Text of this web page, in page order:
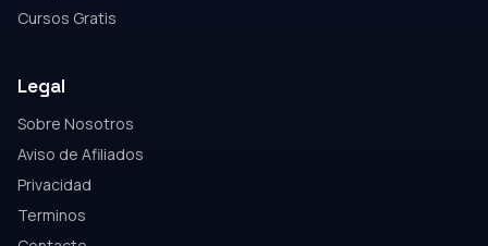
Cursos Gratis
Legal
Sobre Nosotros
Aviso de Afiliados
Privacidad
Terminos